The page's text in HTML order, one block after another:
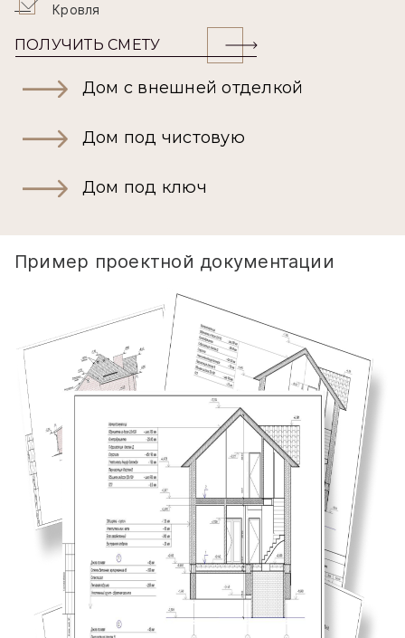
Кровля
ПОЛУЧИТЬ СМЕТУ
Дом с внешней отделкой
Дом под чистовую
Дом под ключ
Пример проектной документации